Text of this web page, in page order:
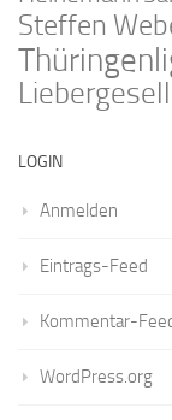
Steffen
Liebergesell
LOGIN
Anmelden
Eintrags-Feed
Kommentar-
WordPress.org